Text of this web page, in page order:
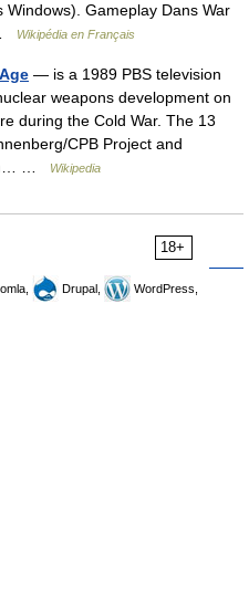
Gameplay Dans War
Wikipédia en Français
— is a 1989 PBS television
weapons development on
during the Cold War. The 13
CPB Project and
in… …
Wikipedia
18+
Drupal,
WordPress,